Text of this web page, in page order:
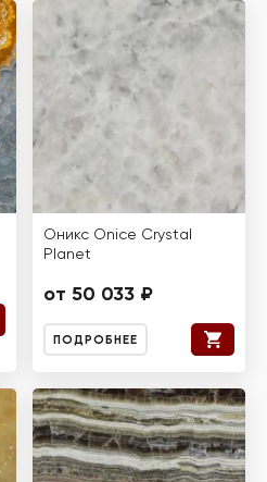
Оникс Onice Crystal
Planet
от 50 033 ₽
ПОДРОБНЕЕ